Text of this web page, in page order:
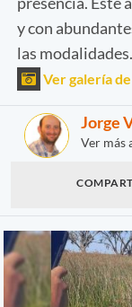
y con
las modalidades.
Ver galería
Jorge
Ver más